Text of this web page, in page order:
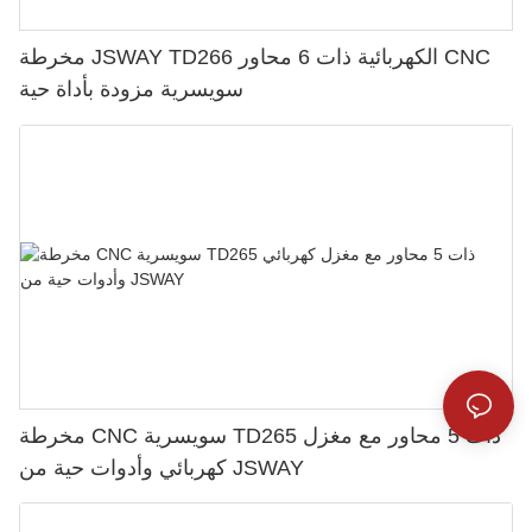
مخرطة JSWAY TD266 الكهربائية ذات 6 محاور CNC
سويسرية مزودة بأداة حية
مخرطة CNC سويسرية TD265 ذات 5 محاور مع مغزل
كهربائي وأدوات حية من JSWAY